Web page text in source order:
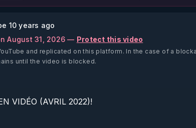
10 years ago
August 31, 2026 — Protect this video
and replicated on this platform. In the case of a
until the video is blocked.
VIDÉO (AVRIL 2022)!